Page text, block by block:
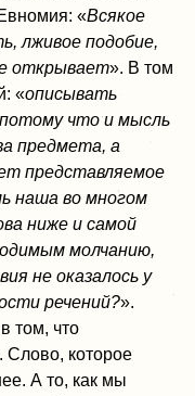
«Всякое
лживое подобие,
открывает». В том
«описывать
что и мысль
предмета, а
представляемое
наша во многом
ниже и самой
молчанию,
не оказалось у
речений?».
том, что
Слово, которое
А то, как мы